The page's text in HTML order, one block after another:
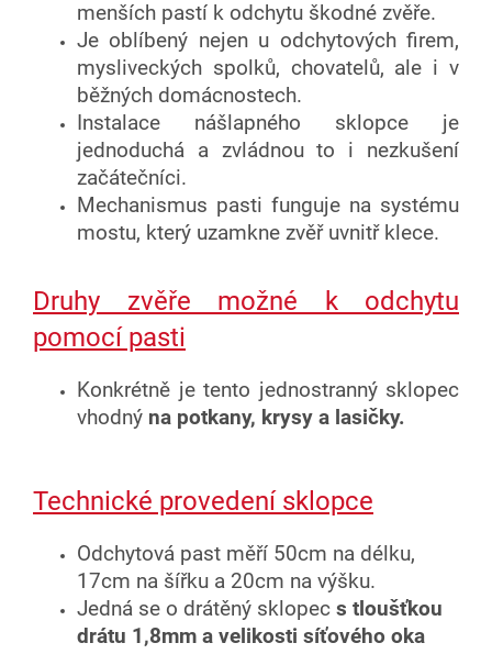
menších pastí k odchytu škodné zvěře.
Je oblíbený nejen u odchytových firem,
mysliveckých spolků, chovatelů, ale i v
běžných domácnostech.
Instalace nášlapného sklopce je
jednoduchá a zvládnou to i nezkušení
začátečníci.
Mechanismus pasti funguje na systému
mostu, který uzamkne zvěř uvnitř klece.
Druhy zvěře možné k odchytu
pomocí pasti
Konkrétně je tento jednostranný sklopec
vhodný na potkany, krysy a lasičky.
Technické provedení sklopce
Odchytová past měří 50cm na délku,
17cm na šířku a 20cm na výšku.
Jedná se o drátěný sklopec s tloušťkou
drátu 1,8mm a velikosti síťového oka